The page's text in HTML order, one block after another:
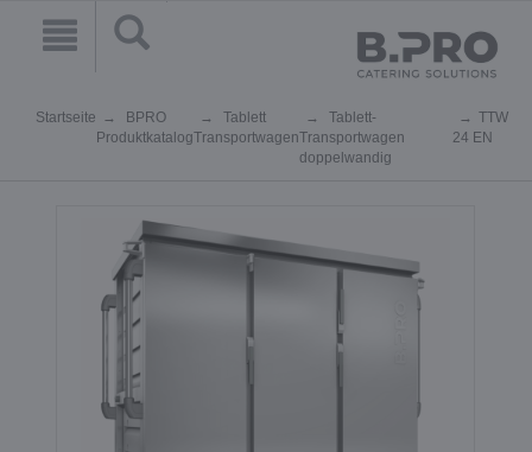
Startseite
BPRO
Produktkatalog
Tablett
Transportwagen
Tablett-
Transportwagen
doppelwandig
TTW
24 EN